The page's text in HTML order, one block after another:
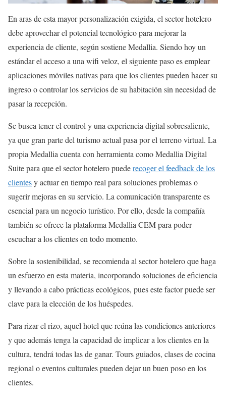
En aras de esta mayor personalización exigida, el sector hotelero
debe aprovechar el potencial tecnológico para mejorar la
experiencia de cliente, según sostiene Medallia. Siendo hoy un
estándar el acceso a una wifi veloz, el siguiente paso es emplear
aplicaciones móviles nativas para que los clientes pueden hacer su
ingreso o controlar los servicios de su habitación sin necesidad de
pasar la recepción.
Se busca tener el control y una experiencia digital sobresaliente,
ya que gran parte del turismo actual pasa por el terreno virtual. La
propia Medallia cuenta con herramienta como Medallia Digital
Suite para que el sector hotelero puederecoger el feedback de los
clientesy actuar en tiempo real para soluciones problemas o
sugerir mejoras en su servicio. La comunicación transparente es
esencial para un negocio turístico. Por ello, desde la compañía
también se ofrece la plataforma Medallia CEM para poder
escuchar a los clientes en todo momento.
Sobre la sostenibilidad, se recomienda al sector hotelero que haga
un esfuerzo en esta materia, incorporando soluciones de eficiencia
y llevando a cabo prácticas ecológicos, pues este factor puede ser
clave para la elección de los huéspedes.
Para rizar el rizo, aquel hotel que reúna las condiciones anteriores
y que además tenga la capacidad de implicar a los clientes en la
cultura, tendrá todas las de ganar. Tours guiados, clases de cocina
regional o eventos culturales pueden dejar un buen poso en los
clientes.